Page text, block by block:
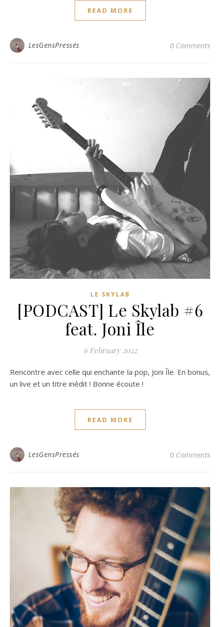
READ MORE
LesGensPressés 0 Comments
LE SKYLAB
[PODCAST] Le Skylab #6
feat. Joni Île
6 February 2022
Rencontre avec celle qui enchante la pop, Joni Île. En bonus,
un live et un titre inédit ! Bonne écoute !
READ MORE
LesGensPressés 0 Comments